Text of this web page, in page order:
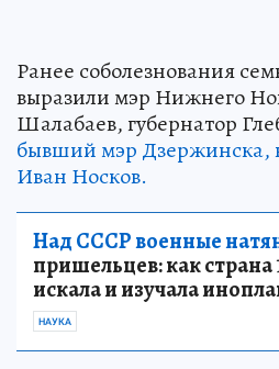
Ранее соболезнования
выразили мэр Нижнего
Шалабаев, губернатор
бывший мэр Дзержинска,
Иван Носков.
Над СССР военные
пришельцев: как страна
искала и изучала
НАУКА